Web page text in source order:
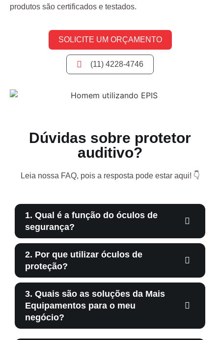
produtos são certificados e testados.
SOLICITE UM ORÇAMENTO
(11) 4228-4746
Dúvidas sobre protetor
auditivo?
Leia nossa FAQ, pois a resposta pode estar aqui! 👇
1. Qual é a função do óculos de
segurança?
2. Por que utilizar óculos de
proteção?
3. Quais são as soluções da Mais
Equipamentos para o meu
negócio?